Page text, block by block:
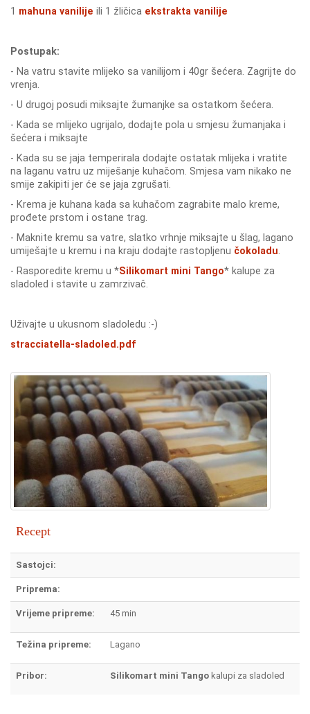
1 mahuna vanilije ili 1 žličica ekstrakta vanilije
Postupak:
- Na vatru stavite mlijeko sa vanilijom i 40gr šećera. Zagrijte do
vrenja.
- U drugoj posudi miksajte žumanjke sa ostatkom šećera.
- Kada se mlijeko ugrijalo, dodajte pola u smjesu žumanjaka i
šećera i miksajte
- Kada su se jaja temperirala dodajte ostatak mlijeka i vratite
na laganu vatru uz miješanje kuhačom. Smjesa vam nikako ne
smije zakipiti jer će se jaja zgrušati.
- Krema je kuhana kada sa kuhačom zagrabite malo kreme,
prođete prstom i ostane trag.
- Maknite kremu sa vatre, slatko vrhnje miksajte u šlag, lagano
umiješajte u kremu i na kraju dodajte rastopljenu čokoladu
- Rasporedite kremu u *Silikomart mini Tango* kalupe za
sladoled i stavite u zamrzivač.
Uživajte u ukusnom sladoledu :-)
stracciatella-sladoled.pdf
Recept
Sastojci:
Priprema:
Vrijeme pripreme: 45 min
Težina pripreme: Lagano
Pribor: Silikomart mini Tango kalupi za sladoled